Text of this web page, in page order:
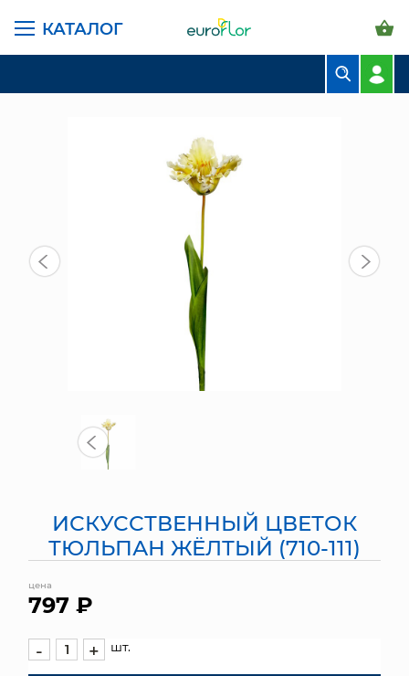
КАТАЛОГ
ЦВЕТЫ В ПАЧКАХ
СВАДЕБНАЯ ФЛОРИСТИКА
КОМНАТНЫЕ РАСТЕНИЯ
ГОРШКИ И КАШПО
ГРУНТЫ И УДОБРЕНИЯ
ПРЕДМЕТЫ ИНТЕРЬЕРА
ЯЩИКИ
СУНДУКИ
ГЛАВНАЯ СТРАНИЦА КАТАЛОГ
ИСКУССТВЕННЫЕ ЦВЕТЫ
ИСКУССТВЕННЫЙ ЦВЕТОК
ТЮЛЬПАН ЖЁЛТЫЙ (710-111)
цена
797 ₽
- + шт.